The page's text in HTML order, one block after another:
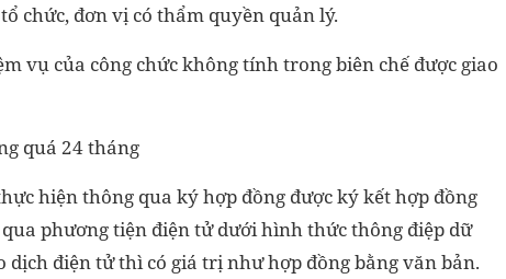
chức, đơn vị có thẩm quyền quản lý.
vụ của công chức không tính trong biên chế được giao
quá 24 tháng
hiện thông qua ký hợp đồng được ký kết hợp đồng
phương tiện điện tử dưới hình thức thông điệp dữ
điện tử thì có giá trị như hợp đồng bằng văn bản.